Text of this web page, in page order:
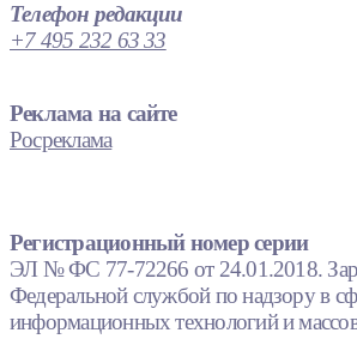
Телефон редакции
+7 495 232 63 33
Реклама на сайте
Росреклама
Регистрационный номер серии
ЭЛ № ФС 77-72266 от 24.01.2018.
Федеральной службой по надзору в
информационных технологий и